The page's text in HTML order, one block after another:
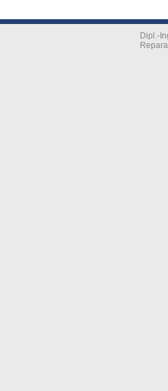
Dipl.-